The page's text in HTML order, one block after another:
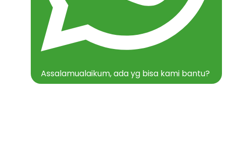
Assalamualaikum, ada yg bisa kami bantu?